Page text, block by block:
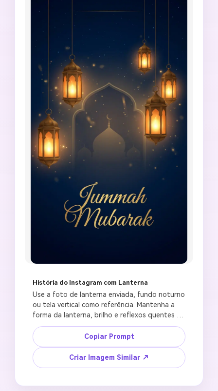
História do Instagram com Lanterna
Use a foto de lanterna enviada, fundo noturno
ou tela vertical como referência. Mantenha a
forma da lanterna, brilho e reflexos quentes
nítidos. Crie uma história do Instagram de
Jummah Mubarak com lanternas penduradas,
céu azul-marinho profundo, sutil arco de
mesquita, luz semelhante a pó dourado,
espaço elegante em branco no cabeçalho, tom
9:16, sem palavras geradas aleatoriamente,
Copiar Prompt
Criar Imagem Similar ↗